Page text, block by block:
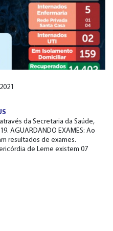
da Secretaria da Saúde,
AGUARDANDO EXAMES: Ao
resultados de exames.
de Leme existem 07